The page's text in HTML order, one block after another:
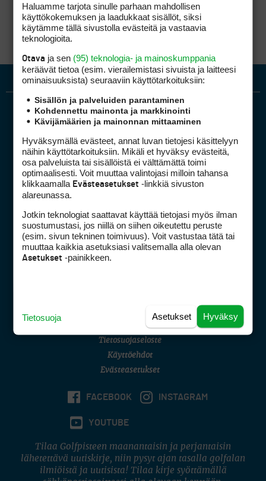
Golfpiste mediakortti
Golfpisteen yhteystiedot
DSA avoimuusraportti
Asiakaspalvelu
(digi) digi@otavamedia.fi
Tietosuojaseloste
Käyttöehdot
Evästeasetukset
FACEBOOK INSTAGRAM
YOUTUBE
Tilaa Golfpisteen maanantaisin ja perjantaisin
lähetettävä uutiskirje, niin pysyt ajan tasalla golfalan
ilmiöistä ja uutisista! Tilaa kirje syöttämällä
Haluamme tarjota sinulle parhaan mahdollisen
käyttökokemuksen ja laadukkaat sisällöt, siksi
käytämme tällä sivustolla evästeitä ja vastaavia
teknologioita.
Otava ja sen (95) teknologia- ja mainoskumppania
keräävät tietoa (esim. vierailemis­tasi sivuista ja laitteesi
ominaisuuk­sista) seuraaviin käyttötarkoituksiin:
Sisällön ja palveluiden parantaminen
Kohdennettu mainonta ja markkinointi
Kävijämäärien ja mainonnan mittaaminen
Hyväksymällä evästeet, annat luvan tietojesi käsittelyyn
näihin käyttötarkoituksiin. Mikäli et hyväksy evästeitä,
osa palveluista tai sisällöistä ei välttämättä toimi
optimaalisesti. Voit muuttaa valintojasi milloin tahansa
klikkaamalla Evästeasetukset -linkkiä sivuston
alareunassa.
Jotkin teknologiat saattavat käyttää tietojasi myös ilman
suostumustasi, jos niillä on siihen oikeutettu peruste
(esim. sivun tekninen toimivuus). Voit vastustaa tätä tai
muuttaa kaikkia asetuksiasi valitsemalla alla olevan
Asetukset -painikkeen.
Hyväksy
Asetukset
Tietosuoja